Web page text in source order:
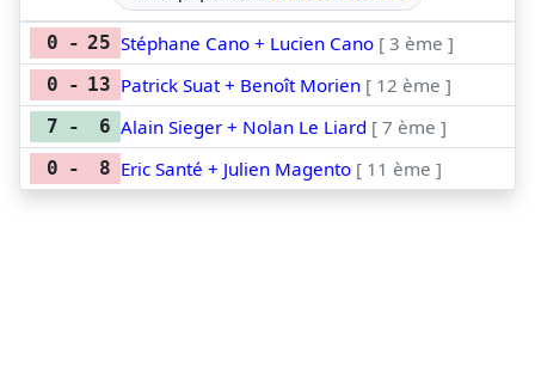
0 - 25 Stéphane Cano + Lucien Cano [ 3 ème ]
0 - 13 Patrick Suat + Benoît Morien [ 12 ème ]
7 - 6 Alain Sieger + Nolan Le Liard [ 7 ème ]
0 - 8 Eric Santé + Julien Magento [ 11 ème ]